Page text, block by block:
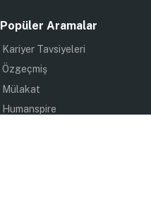
Popüler Aramalar
Kariyer Tavsiyeleri
Özgeçmiş
Mülakat
Humanspire